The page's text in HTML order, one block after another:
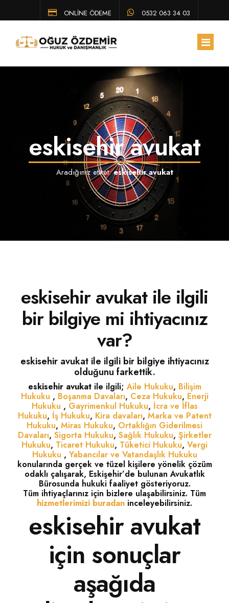
ONLİNE ÖDEME 0532 063 34 03
ÇALIŞMA ALANLARIMIZ
HUKUK BÜLTENI
eskisehir avukat
Aradığınız etiket:eskisehir avukat
eskisehir avukat ile ilgili
bir bilgiye mi ihtiyacınız
var?
eskisehir avukat ile ilgili bir bilgiye ihtiyacınız
olduğunu farkettik.
eskisehir avukat ile ilgili;Aile Hukuku, Bilişim
Hukuku , Boşanma Davaları, Ceza Hukuku, Enerji
Hukuku , Gayrimenkul Hukuku, İcra ve İflas
Hukuku, İş Hukuku, Kira davaları, Marka ve Patent
Hukuku, Miras Hukuku, Ortaklığın Giderilmesi
Davaları, Sigorta Hukuku, Sağlık Hukuku, Şirketler
Hukuku, Ticaret Hukuku, Tüketici Hukuku, Vergi
Hukuku , Yabancılar ve Vatandaşlık Hukuku
konularında gerçek ve tüzel kişilere yönelik çözüm
odaklı çalışarak, Eskişehir’de bulunan Avukatlık
Bürosunda hukuki faaliyet gösteriyoruz.
Tüm ihtiyaçlarınız için bizlere ulaşabilirsiniz. Tüm
hizmetlerimizi buradan inceleyebilirsiniz.
eskisehir avukat
için sonuçlar
aşağıda